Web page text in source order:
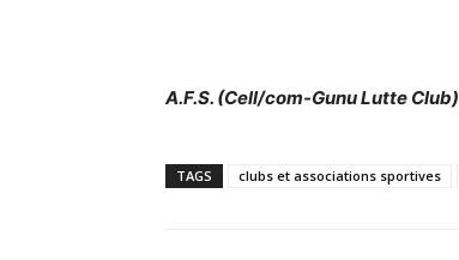
A.F.S. (Cell/com-Gunu Lutte Club)
TAGS clubs et associations sportives